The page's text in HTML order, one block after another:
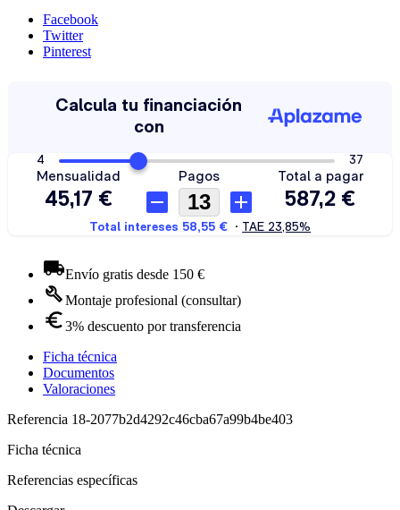
Facebook
Twitter
Pinterest
Envío gratis desde 150 €
Montaje profesional (consultar)
3% descuento por transferencia
Ficha técnica
Documentos
Valoraciones
Referencia 18-2077b2d4292c46cba67a99b4be403
Ficha técnica
Referencias específicas